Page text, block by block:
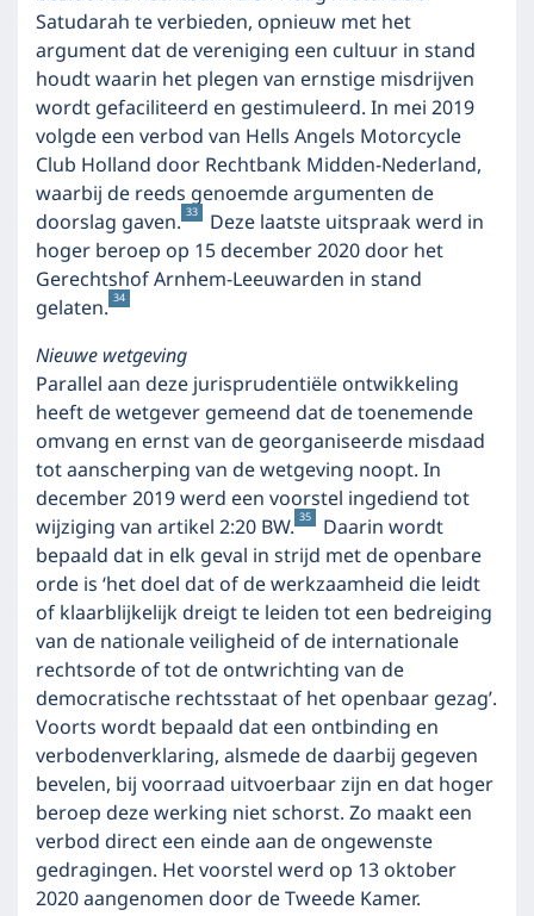
Satudarah te verbieden, opnieuw met het
argument dat de vereniging een cultuur in stand
houdt waarin het plegen van ernstige misdrijven
wordt gefaciliteerd en gestimuleerd. In mei 2019
volgde een verbod van Hells Angels Motorcycle
Club Holland door Rechtbank Midden-Nederland,
waarbij de reeds genoemde argumenten de
doorslag gaven. 33
Deze laatste uitspraak werd in
hoger beroep op 15 december 2020 door het
Gerechtshof Arnhem-Leeuwarden in stand
gelaten. 34
Nieuwe wetgeving
Parallel aan deze jurisprudentiële ontwikkeling
heeft de wetgever gemeend dat de toenemende
omvang en ernst van de georganiseerde misdaad
tot aanscherping van de wetgeving noopt. In
december 2019 werd een voorstel ingediend tot
wijziging van artikel 2:20 BW. 35
Daarin wordt
bepaald dat in elk geval in strijd met de openbare
orde is ‘het doel dat of de werkzaamheid die leidt
of klaarblijkelijk dreigt te leiden tot een bedreiging
van de nationale veiligheid of de internationale
rechtsorde of tot de ontwrichting van de
democratische rechtsstaat of het openbaar gezag’.
Voorts wordt bepaald dat een ontbinding en
verbodenverklaring, alsmede de daarbij gegeven
bevelen, bij voorraad uitvoerbaar zijn en dat hoger
beroep deze werking niet schorst. Zo maakt een
verbod direct een einde aan de ongewenste
gedragingen. Het voorstel werd op 13 oktober
2020 aangenomen door de Tweede Kamer.